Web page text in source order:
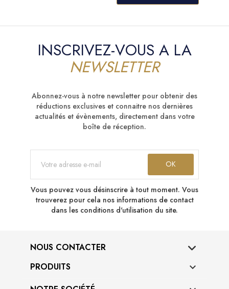
INSCRIVEZ-VOUS A LA
NEWSLETTER
Abonnez-vous à notre newsletter pour obtenir des
réductions exclusives et connaitre nos dernières
actualités et évènements, directement dans votre
boîte de réception.
Vous pouvez vous désinscrire à tout moment. Vous
trouverez pour cela nos informations de contact
dans les conditions d'utilisation du site.
NOUS CONTACTER
PRODUITS
